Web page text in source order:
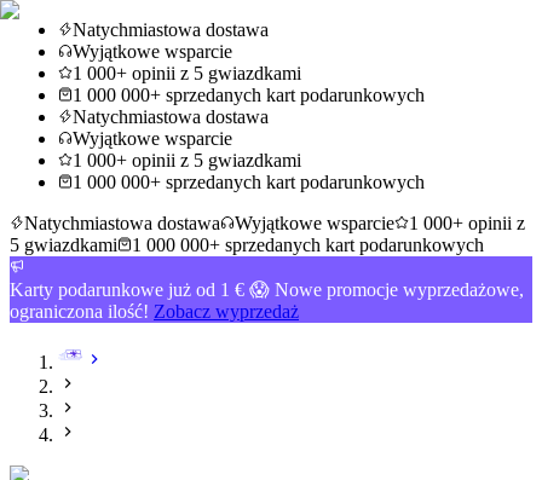
Natychmiastowa dostawa
Wyjątkowe wsparcie
1 000+ opinii z 5 gwiazdkami
1 000 000+ sprzedanych kart podarunkowych
Natychmiastowa dostawa
Wyjątkowe wsparcie
1 000+ opinii z 5 gwiazdkami
1 000 000+ sprzedanych kart podarunkowych
Natychmiastowa dostawa
Wyjątkowe wsparcie
1 000+ opinii z
5 gwiazdkami
1 000 000+ sprzedanych kart podarunkowych
Karty podarunkowe już od 1 € 😱 Nowe promocje wyprzedażowe,
ograniczona ilość! Zobacz wyprzedaż